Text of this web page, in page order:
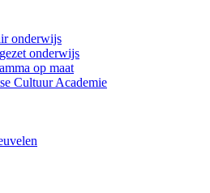
onderwijs
onderwijs
op maat
Cultuur Academie